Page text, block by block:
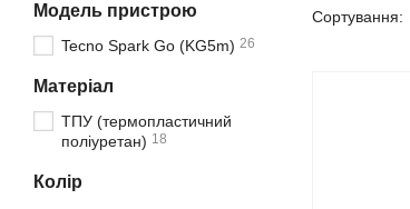
Сортування:
Модель пристрою
Tecno Spark Go (KG5m) 26
Матеріал
ТПУ (термопластичний
поліуретан) 18
Колір